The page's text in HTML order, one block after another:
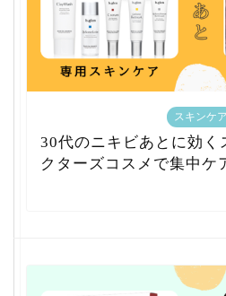
スキンケア
30代のニキビあとに効く
クターズコスメで集中ケ